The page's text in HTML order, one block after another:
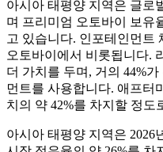
아시아 태평양 지역은 글로
며 프리미엄 오토바이 보유
고 있습니다. 인포테인먼트
오토바이에서 비롯됩니다.
더 가치를 두며, 거의 44%
먼트를 사용합니다. 애프터
치의 약 42%를 차지할 정도
아시아 태평양 지역은 2026